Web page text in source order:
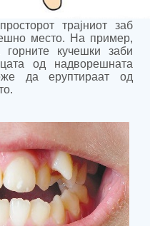
трајниот заб
место. На пример,
горните кучешки заби
од надворешната
да еруптираат од